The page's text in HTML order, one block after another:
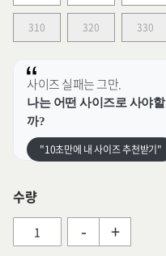
310 320 330
사이즈 실패는 그만.
나는 어떤 사이즈로 사야할
까?
"10초만에 내 사이즈 추천받기"
수량
- +